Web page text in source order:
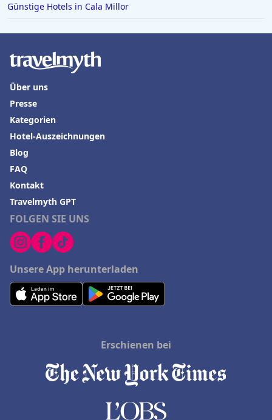
Günstige Hotels in Cala Millor
FOLGEN SIE UNS
Unsere App herunterladen
Über uns
Presse
Kategorien
Hotel-Auszeichnungen
Blog
FAQ
Kontakt
Travelmyth GPT
Erschienen bei